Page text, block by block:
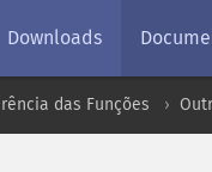
Downloads
das Funções